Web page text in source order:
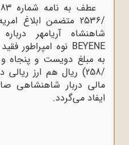
/2536 متضمن ابلاغ
/258) ریال هم ارز
مالی دربار شاهنشاهی
ایفاد می‌گردد.